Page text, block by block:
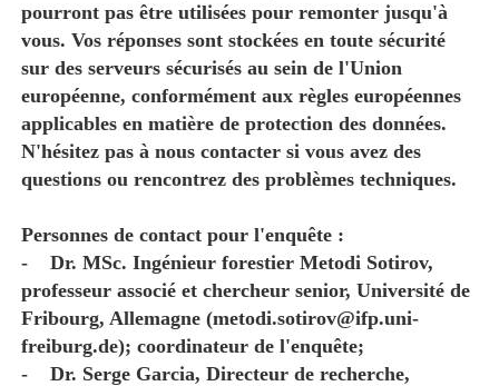
pourront pas être utilisées pour remonter jusqu'à
vous. Vos réponses sont stockées en toute sécurité
sur des serveurs sécurisés au sein de l'Union
européenne, conformément aux règles européennes
applicables en matière de protection des données.
N'hésitez pas à nous contacter si vous avez des
questions ou rencontrez des problèmes techniques.
Personnes de contact pour l'enquête :
- Dr. MSc. Ingénieur forestier Metodi Sotirov,
professeur associé et chercheur senior, Université de
Fribourg, Allemagne (metodi.sotirov@ifp.uni-
freiburg.de); coordinateur de l'enquête;
- Dr. Serge Garcia, Directeur de recherche,